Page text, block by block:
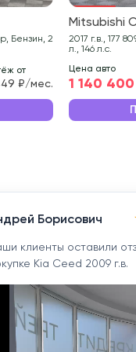
от
₽/мес.
Mitsubishi
2017 г.в., 177 809 км, Вариатор, Бензин, 2
л., 146 л.с.
Цена авто
1 140
Борисович
клиенты оставили
Kia Ceed 2009 г.в.